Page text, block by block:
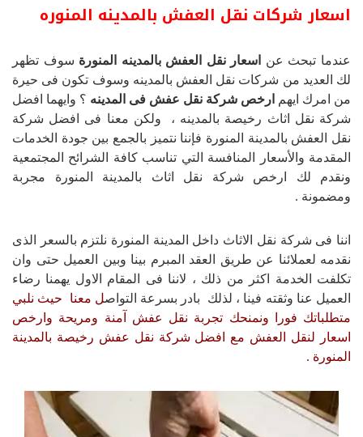
اسعار شركات نقل العفش بالمدينه المنوره
عندما تبحث عن اسعار نقل العفش بالمدينه المنورة سوف تظهر
لك العديد من شركات نقل العفش بالمدينه وسوف تكون فى حيرة
من امرك ايهم ارخص شركة نقل عفش فى المدينه ؟ وايهما افضل
شركة نقل اثاث رخيصة بالمدينه ، ولكن معنا فى افضل شركة
نقل العفش بالمدينة المنورة فإننا نتميز بالجمع بين جودة الخدمات
المقدمة والأسعار المنافسة التي تناسب كافة الشرائح المجتمعية
ونقدم لك ارخص شركة نقل اثاث بالمدينة المنورة مجربة
ومضمونة .
اننا فى شركة نقل الاثاث داخل المدينة المنورة نلتزم بالسعر الذى
نقدمه لعملائنا عن طريق العقد المبرم بينا وبين العميل حتى وان
تكلفت الخدمة اكثر من ذلك ، لاننا فى المقام الاول يهمنا رضاء
العميل عنا وثقته فينا ، لذلك بادر بسرعة التواصل معنا حيث نلبي
متطلباتك فورا ونمنحك تجربة نقل عفش آمنة ومريحة وارخص
اسعار لنقل العفش مع افضل شركة نقل عفش رخيصة بالمدينة
المنورة .